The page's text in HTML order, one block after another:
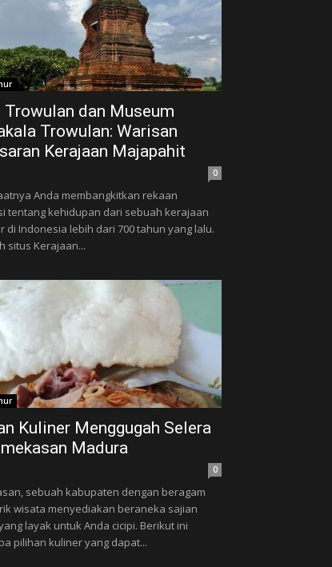
Trowulan dan Museum
Trowulan: Warisan
Kerajaan Majapahit
0
Anda membangkitkan rekaan
tentang kehidupan dari sebuah kerajaan
di Indonesia lebih dari 700 tahun yang lalu.
situs Kerajaan...
Kuliner Menggugah Selera
Madura
0
sebuah kabupaten dengan beragam
wisata menyediakan beraneka sajian
layak untuk Anda cicipi. Berikut ini
pilihan kuliner yang dapat...